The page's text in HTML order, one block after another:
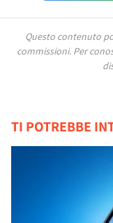
Questo contenuto
commissioni. Per
TI POTREBBE